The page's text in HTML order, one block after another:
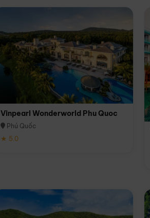
Vinpearl Wonderworld Phu Quoc
Phú Quốc
★ 5.0